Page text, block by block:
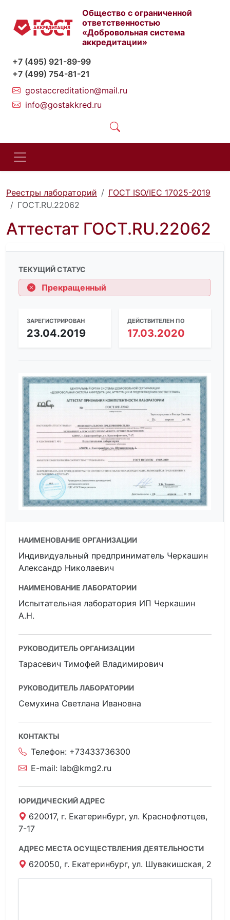
Общество с ограниченной
ответственностью
«Добровольная система
аккредитации»
+7 (495) 921-89-99
+7 (499) 754-81-21
gostaccreditation@mail.ru
info@gostakkred.ru
Реестры лабораторий
ГОСТ ISO/IEC 17025-2019
ГОСТ.RU.22062
Аттестат ГОСТ.RU.22062
ТЕКУЩИЙ СТАТУС
Прекращенный
ЗАРЕГИСТРИРОВАН
23.04.2019
ДЕЙСТВИТЕЛЕН ПО
17.03.2020
НАИМЕНОВАНИЕ ОРГАНИЗАЦИИ
Индивидуальный предприниматель Черкашин
Александр Николаевич
НАИМЕНОВАНИЕ ЛАБОРАТОРИИ
Испытательная лаборатория ИП Черкашин
А.Н.
РУКОВОДИТЕЛЬ ОРГАНИЗАЦИИ
Тарасевич Тимофей Владимирович
РУКОВОДИТЕЛЬ ЛАБОРАТОРИИ
Семухина Светлана Ивановна
КОНТАКТЫ
Телефон: +73433736300
E-mail: lab@kmg2.ru
ЮРИДИЧЕСКИЙ АДРЕС
620017, г. Екатеринбург, ул. Краснофлотцев,
7-17
АДРЕС МЕСТА ОСУЩЕСТВЛЕНИЯ ДЕЯТЕЛЬНОСТИ
620050, г. Екатеринбург, ул. Шувакишская, 2